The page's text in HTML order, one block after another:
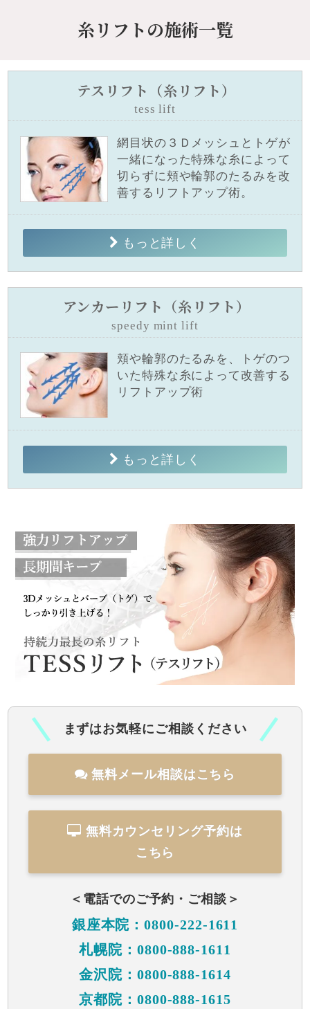
糸リフトの施術一覧
テスリフト（糸リフト）
tess lift
網目状の３Ｄメッシュとトゲが
一緒になった特殊な糸によって
切らずに頬や輪郭のたるみを改
善するリフトアップ術。
もっと詳しく
アンカーリフト（糸リフト）
speedy mint lift
頬や輪郭のたるみを、トゲのつ
いた特殊な糸によって改善する
リフトアップ術
もっと詳しく
まずはお気軽にご相談ください
無料メール相談はこちら
無料カウンセリング予約は
こちら
＜電話でのご予約・ご相談＞
銀座本院：0800-222-1611
札幌院：0800-888-1611
金沢院：0800-888-1614
京都院：0800-888-1615